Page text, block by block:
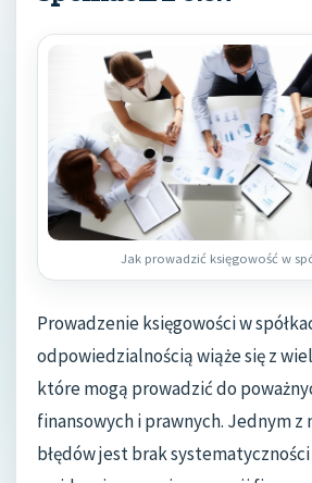
Jak prowadzić księgowość w
Prowadzenie księgowości w
odpowiedzialnością wiąże się z
które mogą prowadzić do
finansowych i prawnych. Jednym z
błędów jest brak